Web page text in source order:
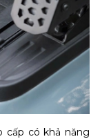
cấp có khả năng